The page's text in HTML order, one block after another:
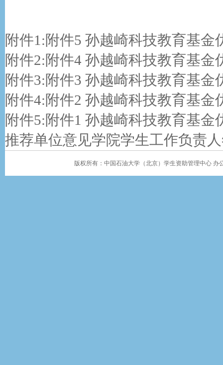
附件1:附件5 孙越崎科技教育基金
附件2:附件4 孙越崎科技教育基金
附件3:附件3 孙越崎科技教育基金
附件4:附件2 孙越崎科技教育基金
附件5:附件1 孙越崎科技教育基
推荐单位意见学院学生工作负责
版权所有：中国石油大学（北京）学生资助管理中心 办